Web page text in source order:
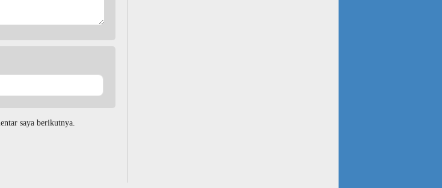
saya berikutnya.